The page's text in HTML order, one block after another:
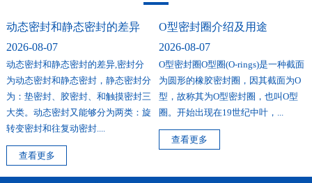
动态密封和静态密封的差异
2026-08-07
动态密封和静态密封的差异,密封分
为动态密封和静态密封，静态密封分
为：垫密封、胶密封、和触摸密封三
大类。动态密封又能够分为两类：旋
转变密封和往复动密封....
查看更多
O型密封圈介绍及用途
2026-08-07
O型密封圈O型圈(O-rings)是一种截面
为圆形的橡胶密封圈，因其截面为O
型，故称其为O型密封圈，也叫O型
圈。开始出现在19世纪中叶，...
查看更多